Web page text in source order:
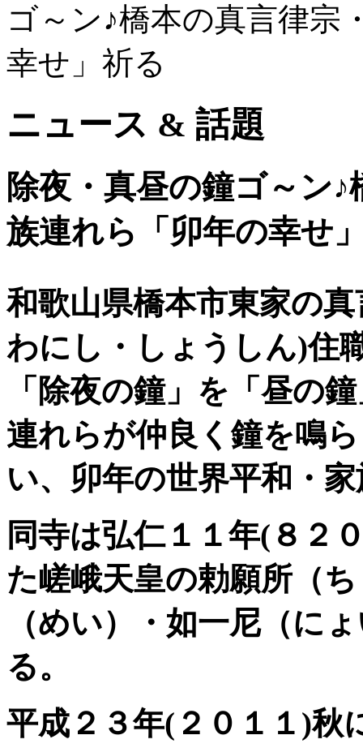
ゴ～ン♪橋本の真言律
幸せ」祈る
ニュース & 話題
除夜・真昼の鐘ゴ～ン
族連れら「卯年の幸せ
和歌山県橋本市東家の
わにし・しょうしん)住
「除夜の鐘」を「昼の
連れらが仲良く鐘を鳴
い、卯年の世界平和・
同寺は弘仁１１年(８２
た嵯峨天皇の勅願所（
（めい）・如一尼（に
る。
平成２３年( ２０１１ )秋